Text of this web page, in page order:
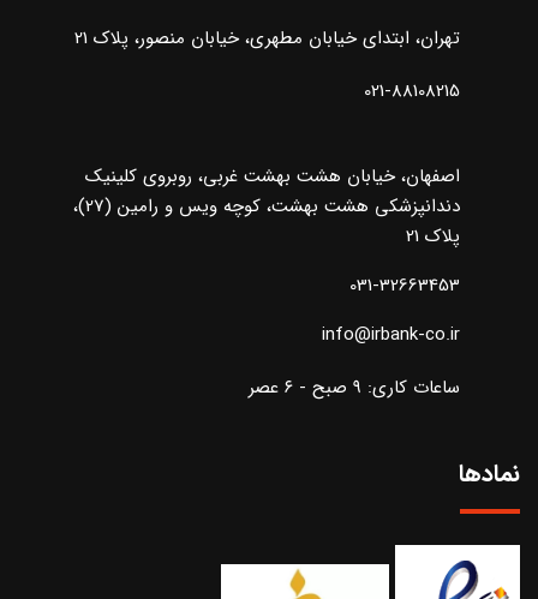
تهران، ابتدای خیابان مطهری، خیابان منصور، پلاک 21
021-88108215
اصفهان، خیابان هشت بهشت غربی، روبروی کلینیک
دندانپزشکی هشت بهشت، کوچه ویس و رامین (27)،
پلاک 21
031-32663453
info@irbank-co.ir
ساعات کاری: ۹ صبح - ۶ عصر
نمادها